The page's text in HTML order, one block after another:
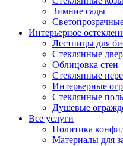
Зимние сады
Интерьерное
Лестницы для
Стеклянные
Облицовка стен
Стеклянные
Интерьерные
Стеклянные
Душевые
Все услуги
Политика
Материалы для